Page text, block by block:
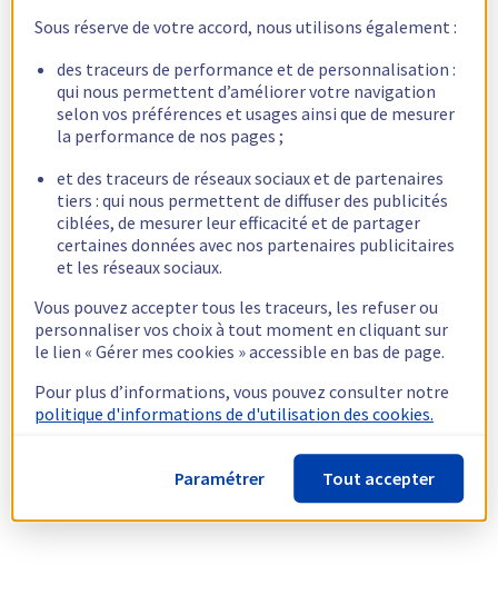
Sous réserve de votre accord, nous utilisons également :
des traceurs de performance et de personnalisation :
qui nous permettent d’améliorer votre navigation
selon vos préférences et usages ainsi que de mesurer
la performance de nos pages ;
et des traceurs de réseaux sociaux et de partenaires
tiers : qui nous permettent de diffuser des publicités
ciblées, de mesurer leur efficacité et de partager
certaines données avec nos partenaires publicitaires
et les réseaux sociaux.
Vous pouvez accepter tous les traceurs, les refuser ou
personnaliser vos choix à tout moment en cliquant sur
le lien « Gérer mes cookies » accessible en bas de page.
Pour plus d’informations, vous pouvez consulter notre
politique d'informations de d'utilisation des cookies.
Paramétrer Tout accepter